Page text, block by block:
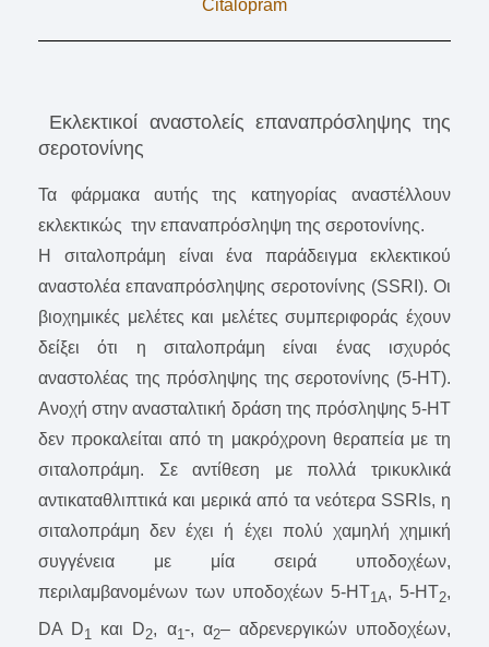
Εκλεκτικοί αναστολείς επαναπρόσληψης της
σεροτονίνης
Τα φάρμακα αυτής της κατηγορίας αναστέλλουν
εκλεκτικώς την επαναπρόσληψη της σεροτονίνης.
Η σιταλοπράμη είναι ένα παράδειγμα εκλεκτικού
αναστολέα επαναπρόσληψης σεροτονίνης (SSRI). Οι
βιοχημικές μελέτες και μελέτες συμπεριφοράς έχουν
δείξει ότι η σιταλοπράμη είναι ένας ισχυρός
αναστολέας της πρόσληψης της σεροτονίνης (5-HT).
Ανοχή στην ανασταλτική δράση της πρόσληψης 5-HT
δεν προκαλείται από τη μακρόχρονη θεραπεία με τη
σιταλοπράμη. Σε αντίθεση με πολλά τρικυκλικά
αντικαταθλιπτικά και μερικά από τα νεότερα SSRIs, η
σιταλοπράμη δεν έχει ή έχει πολύ χαμηλή χημική
συγγένεια με μία σειρά υποδοχέων,
περιλαμβανομένων των υποδοχέων 5-HT1A, 5-HT2,
DA D1 και D2, α1-, α2– αδρενεργικών υποδοχέων,